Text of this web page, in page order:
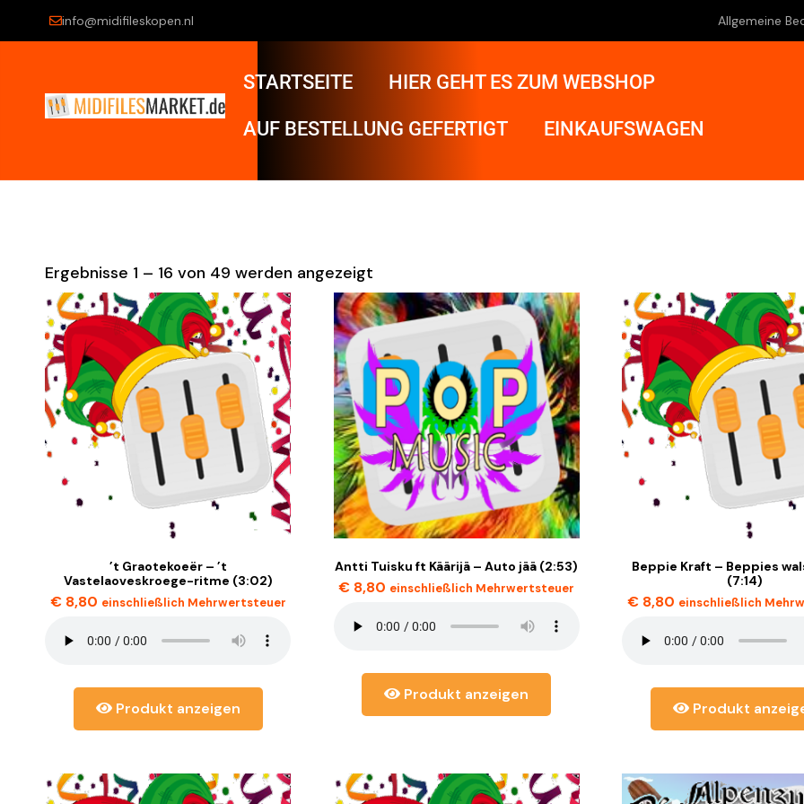
info@midifileskopen.nl Allgemeine
STARTSEITE HIER GEHT ES ZUM WEBSHOP
AUF BESTELLUNG GEFERTIGT EINKAUFSWAGEN
Ergebnisse 1 – 16 von 49 werden angezeigt
’t Graotekoeër – ’t
Vastelaoveskroege-ritme (3:02)
€8,80 einschließlich Mehrwertsteuer
Produkt anzeigen
Antti Tuisku ft Käärijä – Auto jää (2:53)
€ 8,80 einschließlich Mehrwertsteuer
Produkt anzeigen
Beppie Kraft – Beppies
(7:14)
€8,80 einschließlich
Produkt